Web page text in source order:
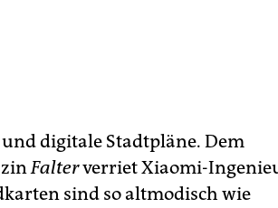
digitale Stadtpläne. Dem
Falterverriet Xiaomi-
sind so altmodisch wie